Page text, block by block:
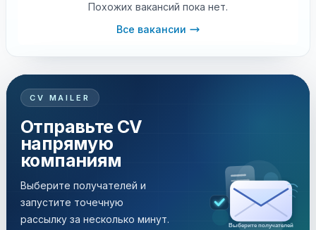
Похожих вакансий пока нет.
Все вакансии
CV MAILER
Отправьте CV
напрямую
компаниям
Выберите получателей и
запустите точечную
рассылку за несколько минут.
Рассылка за несколько минут